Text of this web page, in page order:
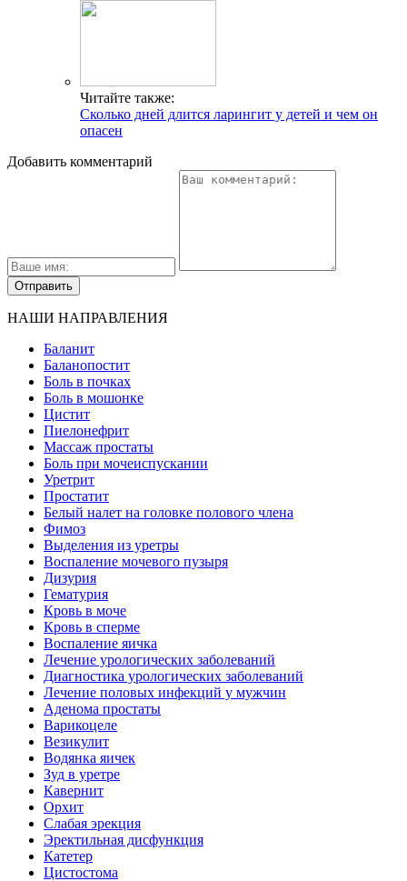
Читайте также:
Сколько дней длится ларингит у детей и чем он
опасен
Добавить комментарий
НАШИ НАПРАВЛЕНИЯ
Баланит
Баланопостит
Боль в почках
Боль в мошонке
Цистит
Пиелонефрит
Массаж простаты
Боль при мочеиспускании
Уретрит
Простатит
Белый налет на головке полового члена
Фимоз
Выделения из уретры
Воспаление мочевого пузыря
Дизурия
Гематурия
Кровь в моче
Кровь в сперме
Воспаление яичка
Лечение урологических заболеваний
Диагностика урологических заболеваний
Лечение половых инфекций у мужчин
Аденома простаты
Варикоцеле
Везикулит
Водянка яичек
Зуд в уретре
Кавернит
Орхит
Слабая эрекция
Эректильная дисфункция
Катетер
Цистостома